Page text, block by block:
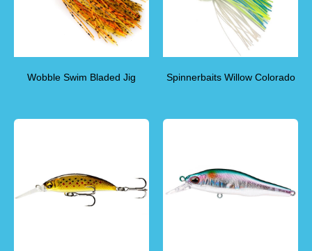
Wobble Swim Bladed Jig Spinnerbaits Willow Colorado